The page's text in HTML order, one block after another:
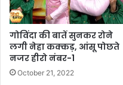
गोविंदा की बातें सुनकर रोने
लगी नेहा कक्कड़, आंसू पोछते
नजर हीरो नंबर-1
October 21, 2022